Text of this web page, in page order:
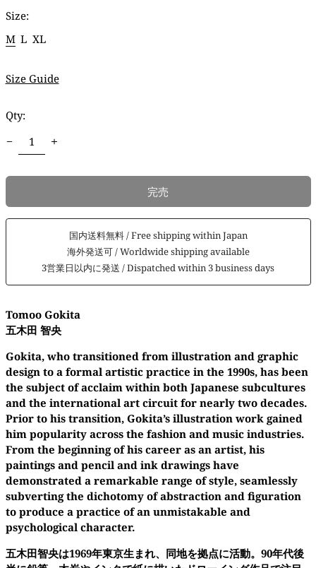
Size:
M L XL
Size Guide
Qty:
完売
国内送料無料 / Free shipping within Japan
海外発送可 / Worldwide shipping available
3営業日以内に発送 / Dispatched within 3 business days
Tomoo Gokita
五木田 智央
Gokita, who transitioned from illustration and graphic
design to a formal artistic practice in the 1990s, has been
the subject of acclaim within both Japanese subcultures
and the international art circuit for nearly two decades.
Prior to his transition, Gokita’sillustration work gained
him popularity across the fashion and music industries.
From the beginning of his career as an artist, his
paintings and pencil and ink drawings have
demonstrated a remarkable range of style, seamlessly
subverting the dichotomy of abstraction and figuration
to produce a practice of an unmistakable and
psychological character.
五木田智央は1969年東京生まれ、同地を拠点に活動。 90年代後